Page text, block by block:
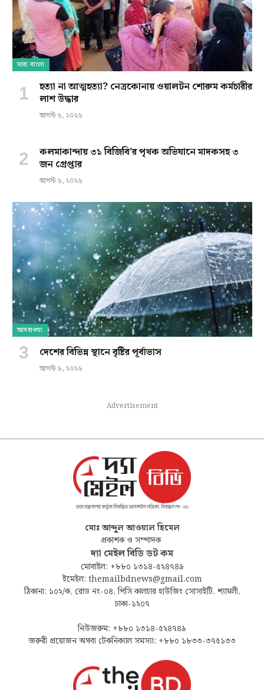
সারা বাংলা
হত্যা না আত্মহত্যা? নেত্রকোনায় ওয়ালটন শোরুম কর্মচারীর
লাশ উদ্ধার
আগস্ট ৬, ২০২৬
কলমাকান্দায় ৩১ বিজিবি’র পৃথক অভিযানে মাদকসহ ৩
জন গ্রেপ্তার
আগস্ট ৬, ২০২৬
আবহাওয়া
দেশের বিভিন্ন স্থানে বৃষ্টির পূর্বাভাস
আগস্ট ৬, ২০২৬
Advertisement
মোঃ আব্দুল আওয়াল হিমেল
প্রকাশক ও সম্পাদক
দ্যা মেইল বিডি ডট কম
মোবাইল: +৮৮০ ১৩১৪-৫২৪৭৪৯
ইমেইল: themailbdnews@gmail.com
ঠিকানা: ১০২/ক, রোড নং-০৪, পিসি কালচার হাউজিং সোসাইটি, শ্যামলী,
ঢাকা-১২০৭
নিউজরুম: +৮৮০ ১৩১৪-৫২৪৭৪৯
জরুরী প্রয়োজন অথবা টেকনিক্যাল সমস্যা: +৮৮০ ১৮৩৩-৩৭৫১৩৩